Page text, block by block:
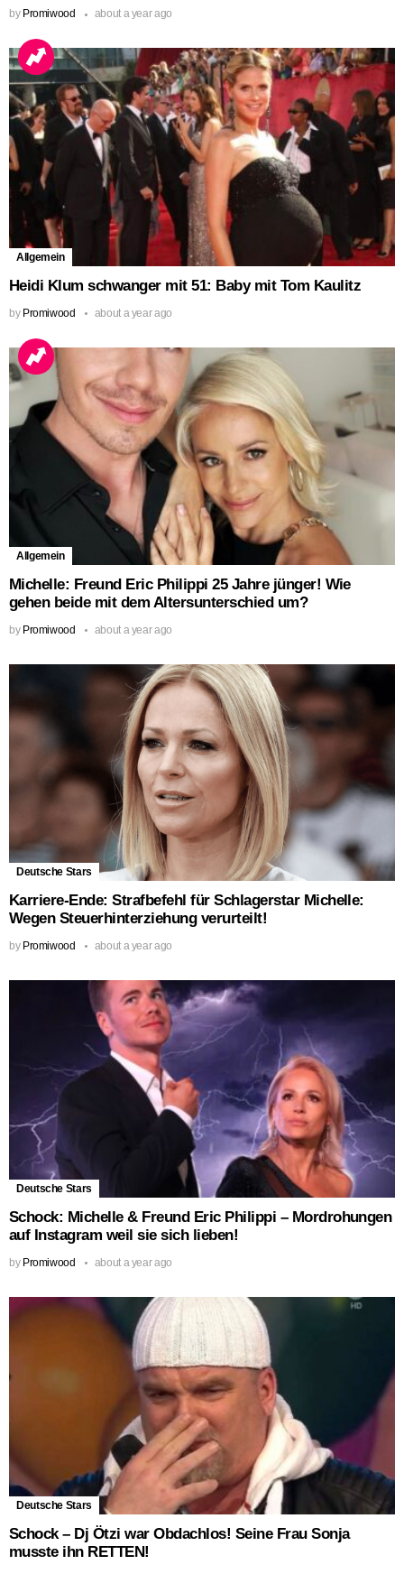
by Promiwood about a year ago
Allgemein
Heidi Klum schwanger mit 51: Baby mit Tom Kaulitz
by Promiwood about a year ago
Allgemein
Michelle: Freund Eric Philippi 25 Jahre jünger! Wie
gehen beide mit dem Altersunterschied um?
by Promiwood about a year ago
Deutsche Stars
Karriere-Ende: Strafbefehl für Schlagerstar Michelle:
Wegen Steuerhinterziehung verurteilt!
by Promiwood about a year ago
Deutsche Stars
Schock: Michelle & Freund Eric Philippi – Mordrohungen
auf Instagram weil sie sich lieben!
by Promiwood about a year ago
Deutsche Stars
Schock – Dj Ötzi war Obdachlos! Seine Frau Sonja
musste ihn RETTEN!